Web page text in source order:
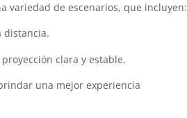
variedad de escenarios, que incluyen:
distancia.
clara y estable.
una mejor experiencia